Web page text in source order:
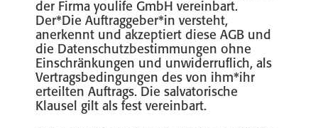
der Firma youlife GmbH vereinbart.
Der*Die Auftraggeber*in versteht,
anerkennt und akzeptiert diese AGB und
die Datenschutzbestimmungen ohne
Einschränkungen und unwiderruflich, als
Vertragsbedingungen des von ihm*ihr
erteilten Auftrags. Die salvatorische
Klausel gilt als fest vereinbart.